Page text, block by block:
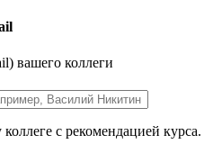
вашего коллеги
с рекомендацией курса.